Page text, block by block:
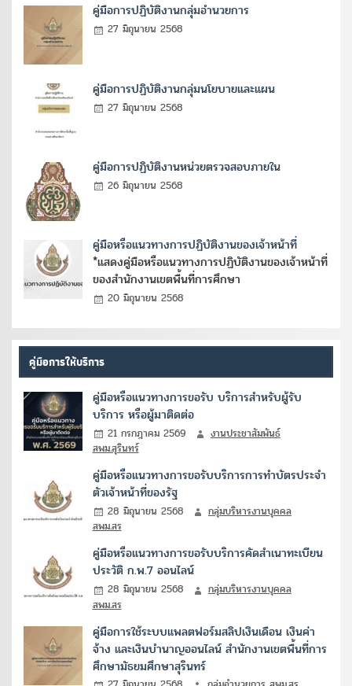
คู่มือการปฏิบัติงานกลุ่มอำนวยการ
27 มิถุนายน 2568
คู่มือการปฏิบัติงานกลุ่มนโยบายและแผน
27 มิถุนายน 2568
คู่มือการปฏิบัติงานหน่วยตรวจสอบภายใน
26 มิถุนายน 2568
คู่มือหรือแนวทางการปฏิบัติงานของเจ้าหน้าที่
*แสดงคู่มือหรือแนวทางการปฏิบัติงานของเจ้าหน้าที่
ของสำนักงานเขตพื้นที่การศึกษา
20 มิถุนายน 2568
คู่มือการให้บริการ
คู่มือหรือแนวทางการขอรับ บริการสำหรับผู้รับ
บริการ หรือผู้มาติดต่อ
21 กรกฎาคม 2569
งานประชาสัมพันธ์
สพม.สุรินทร์
คู่มือหรือแนวทางการขอรับบริการการทำบัตรประจำ
ตัวเจ้าหน้าที่ของรัฐ
28 มิถุนายน 2568
กลุ่มบริหารงานบุคคล
สพม.สร
คู่มือหรือแนวทางการขอรับบริการคัดสำเนาทะเบียน
ประวัติ ก.พ.7 ออนไลน์
28 มิถุนายน 2568
กลุ่มบริหารงานบุคคล
สพม.สร
คู่มือการใช้ระบบแพลตฟอร์มสลิปเงินเดือน เงินค่า
จ้าง และเงินบำนาญออนไลน์ สำนักงานเขตพื้นที่การ
ศึกษามัธยมศึกษาสุรินทร์